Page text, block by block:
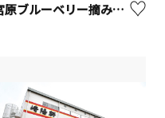
宮原ブルーベリー摘み採り農園【藤沢市】